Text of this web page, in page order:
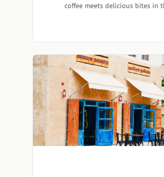
coffee meets delicious bites in